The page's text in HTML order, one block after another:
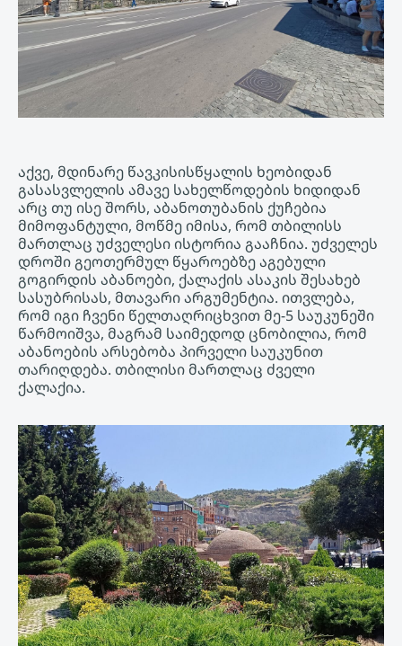
აქვე, მდინარე წავკისისწყალის ხეობიდან
გასასვლელის ამავე სახელწოდების ხიდიდან
არც თუ ისე შორს, აბანოთუბანის ქუჩებია
მიმოფანტული, მოწმე იმისა, რომ თბილისს
მართლაც უძველესი ისტორია გააჩნია. უძველეს
დროში გეოთერმულ წყაროებზე აგებული
გოგირდის აბანოები, ქალაქის ასაკის შესახებ
სასუბრისას, მთავარი არგუმენტია. ითვლება,
რომ იგი ჩვენი წელთაღრიცხვით მე-5 საუკუნეში
წარმოიშვა, მაგრამ საიმედოდ ცნობილია, რომ
აბანოების არსებობა პირველი საუკუნით
თარიღდება. თბილისი მართლაც ძველი
ქალაქია.